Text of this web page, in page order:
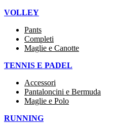
VOLLEY
Pants
Completi
Maglie e Canotte
TENNIS E PADEL
Accessori
Pantaloncini e Bermuda
Maglie e Polo
RUNNING